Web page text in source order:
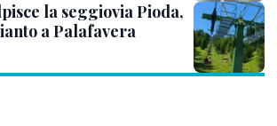
la seggiovia Pioda,
a Palafavera